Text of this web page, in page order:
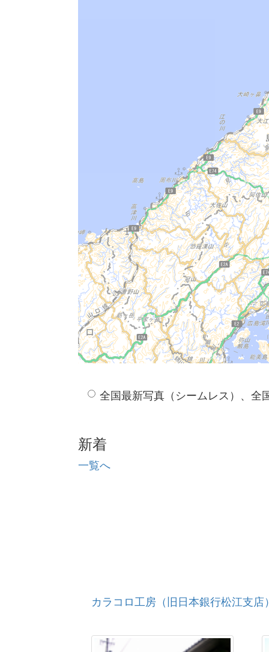
全国最新写真（シームレス）、全
新着
一覧へ
カラコロ工房（旧日本銀行松江支店